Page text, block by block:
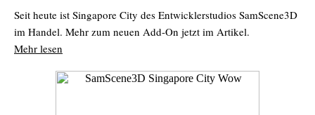
Seit heute ist Singapore City des Entwicklerstudios SamScene3D
im Handel. Mehr zum neuen Add-On jetzt im Artikel.
Mehr lesen